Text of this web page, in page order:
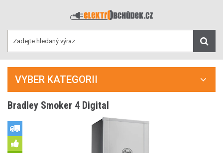
VYBER KATEGORII
Bradley Smoker 4 Digital